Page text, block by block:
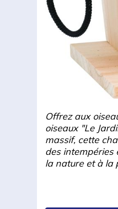
Offrez aux
oiseaux "Le
massif, cette
des intempéries
la nature et à la